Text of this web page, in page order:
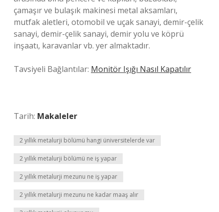
çamaşır ve bulaşık makinesi metal aksamları,
mutfak aletleri, otomobil ve uçak sanayi, demir-çelik
sanayi, demir-çelik sanayi, demir yolu ve köprü
inşaatı, karavanlar vb. yer almaktadır.
Tavsiyeli Bağlantılar: Monitör Işığı Nasıl Kapatılır
Tarih: Makaleler
2 yıllık metalurji bölümü hangi üniversitelerde var
2 yıllık metalurji bölümü ne iş yapar
2 yıllık metalurji mezunu ne iş yapar
2 yıllık metalurji mezunu ne kadar maaş alır